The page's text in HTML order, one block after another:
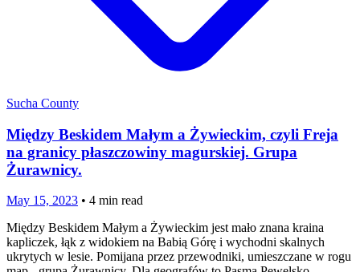
Sucha County
Między Beskidem Małym a Żywieckim, czyli Freja
na granicy płaszczowiny magurskiej. Grupa
Żurawnicy.
May 15, 2023 • 4 min read
Między Beskidem Małym a Żywieckim jest mało znana kraina
kapliczek, łąk z widokiem na Babią Górę i wychodni skalnych
ukrytych w lesie. Pomijana przez przewodniki, umieszczane w rogu